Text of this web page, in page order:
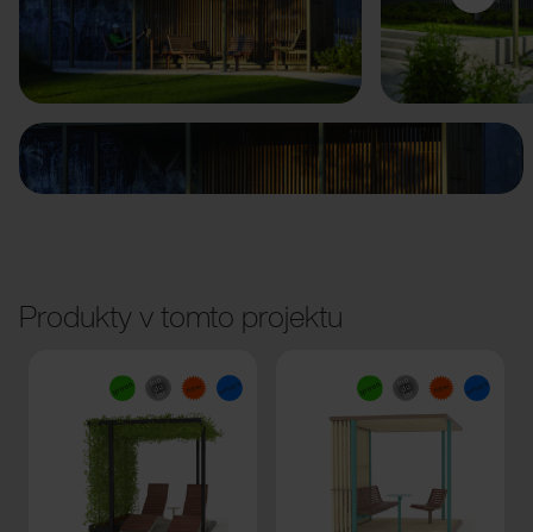
Předchozí Další
Produkty v tomto projektu